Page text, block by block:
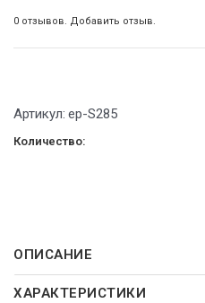
0 отзывов. Добавить отзыв.
Артикул: ep-S285
Количество:
ОПИСАНИЕ
ХАРАКТЕРИСТИКИ